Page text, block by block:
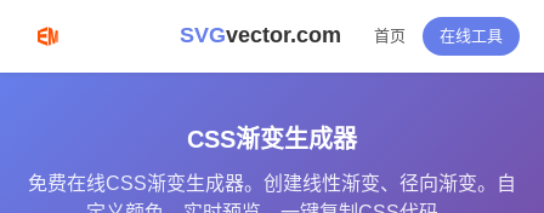
SVGvector.com 首页 在线工具
CSS渐变生成器
免费在线CSS渐变生成器。创建线性渐变、径向渐变。自